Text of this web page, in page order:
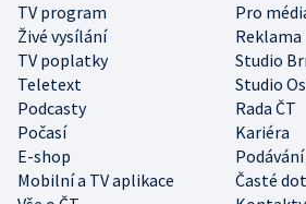
TV program
Pro
Živé vysílání
Reklama
TV poplatky
Studio
Teletext
Studio
Podcasty
Rada ČT
Počasí
Kariéra
E-shop
Mobilní a TV aplikace
Časté